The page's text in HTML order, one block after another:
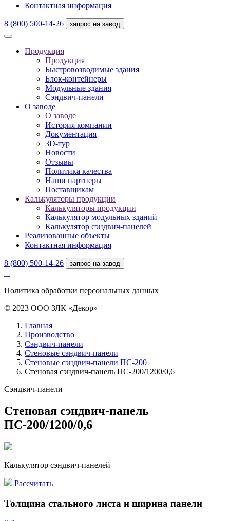
Контактная информация
8 (800) 500-14-26 запрос на завод
Продукция
Продукция
Быстровозводимые здания
Блок-контейнеры
Модульные здания
Сэндвич-панели
О заводе
О заводе
История компании
Документация
3D-тур
Новости
Отзывы
Политика качества
Наши партнеры
Поставщикам
Калькуляторы продукции
Калькуляторы продукции
Калькулятор модульных зданий
Калькулятор сэндвич-панелей
Реализованные объекты
Контактная информация
8 (800) 500-14-26 запрос на завод
Политика обработки персональных данных
© 2023 ООО ЗЛК «Декор»
Главная
Производство
Сэндвич-панели
Стеновые сэндвич-панели
Стеновые сэндвич-панели ПС-200
Стеновая сэндвич-панель ПС-200/1200/0,6
Сэндвич-панели
Стеновая сэндвич-панель
ПС-200/1200/0,6
Калькулятор сэндвич-панелей
Рассчитать
Толщина стального листа и ширина панели